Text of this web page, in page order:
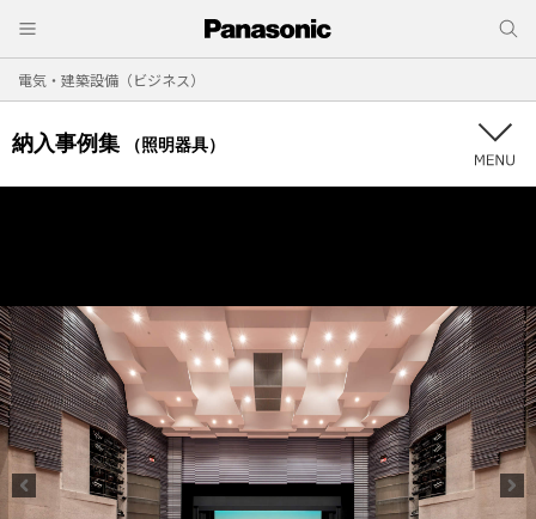
電気・建築設備（ビジネス）
納入事例集 （照明器具）